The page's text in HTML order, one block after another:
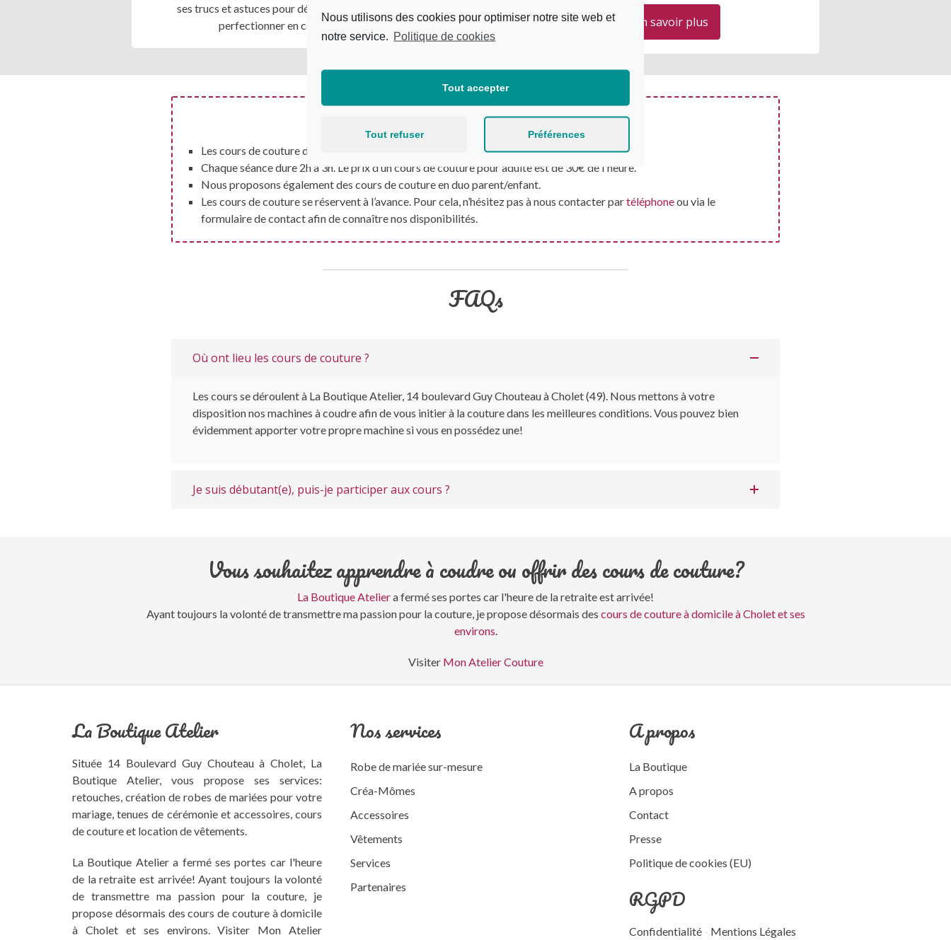
ses trucs et astuces pour découvrir ou vous
perfectionner en couture.
En savoir plus
Ce qu’il faut savoir sur nos cours de couture
Les cours de couture de La Boutique Atelier sont des cours particuliers.
Chaque séance dure 2h à 3h. Le prix d’un cours de couture pour adulte est de 30€ de l'heure.
Nous proposons également des cours de couture en duo parent/enfant.
Les cours de couture se réservent à l’avance. Pour cela, n’hésitez pas à nous contacter partéléphoneou via le
formulaire de contact afin de connaître nos disponibilités.
FAQs
Où ont lieu les cours de couture ?
Les cours se déroulent à La Boutique Atelier, 14 boulevard Guy Chouteau à Cholet (49). Nous mettons à votre
disposition nos machines à coudre afin de vous initier à la couture dans les meilleures conditions. Vous pouvez bien
évidemment apporter votre propre machine si vous en possédez une!
Je suis débutant(e), puis-je participer aux cours ?
Vous souhaitez apprendre à coudre ou offrir des cours de couture?
La Boutique Ateliera fermé ses portes car l'heure de la retraite est arrivée!
Ayant toujours la volonté de transmettre ma passion pour la couture, je propose désormais des cours de couture à domicile à Cholet et ses
environs
Visiter Mon Atelier Couture
La Boutique Atelier
Située 14 Boulevard Guy Chouteau à Cholet, La
Boutique Atelier, vous propose ses services:
retouches, création de robes de mariées pour votre
mariage, tenues de cérémonie et accessoires, cours
de couture et location de vêtements.
La Boutique Ateliera fermé ses portes car l'heure
de la retraite est arrivée! Ayant toujours la volonté
de transmettre ma passion pour la couture, je
propose désormais descours de couture à domicile
à Cholet et ses environs . Visiter Mon Atelier
Nos services
Robe de mariée sur-mesure
Créa-Mômes
Accessoires
Vêtements
Services
Partenaires
A propos
La Boutique
A propos
Contact
Presse
Politique de cookies (EU)
RGPD
Confidentialité- Mentions Légales
Nous utilisons des cookies pour optimiser notre site web et
notre service. Politique de cookies
Tout accepter
Tout refuser Préférences